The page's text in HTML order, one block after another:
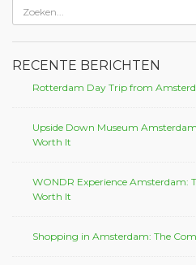
RECENTE BERICHTEN
Rotterdam Day Trip from
Upside Down Museum
Worth It
WONDR Experience Amsterdam:
Worth It
Shopping in Amsterdam: The